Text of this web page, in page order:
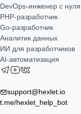
DevOps-инженер с нуля
РНР-разработчик
Go-разработчик
Аналитик данных
ИИ для разработчиков
AI-автоматизация
support@hexlet.io
t.me/hexlet_help_bot